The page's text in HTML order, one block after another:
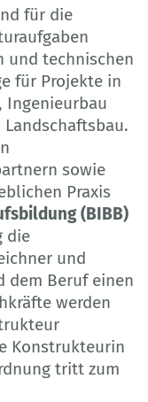
für die
und technischen
für Projekte in
Ingenieurbau
sowie
Praxis
(BIBB)
die
und
dem Beruf einen
werden
Konstrukteurin
tritt zum